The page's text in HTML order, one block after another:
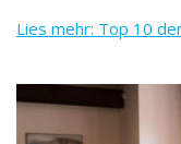
Lies mehr: Top 10